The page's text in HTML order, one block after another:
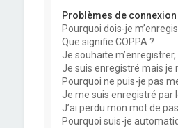
Problèmes de
Pourquoi dois-je
Que signifie COPPA ?
Je souhaite m’enregistrer,
Je suis enregistré mais je
Pourquoi ne puis-je pas
Je me suis enregistré par
J’ai perdu mon mot de
Pourquoi suis-je